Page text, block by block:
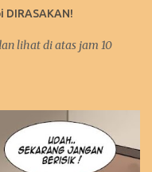
lihat di atas jam 10